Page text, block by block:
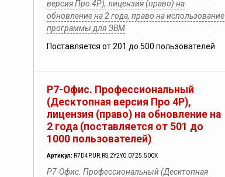
версия Про 4Р), лицензия (право) на
обновление на 2 года, право на использование
программы для ЭВМ
Поставляется от 201 до 500 пользователей
Р7-Офис. Профессиональный
(Десктопная версия Про 4Р),
лицензия (право) на обновление на
2 года (поставляется от 501 до
1000 пользователей)
Артикул: R7D4P.UR.RS.2Y2Y0.0725.500X
Р7-Офис. Профессиональный (Десктопная